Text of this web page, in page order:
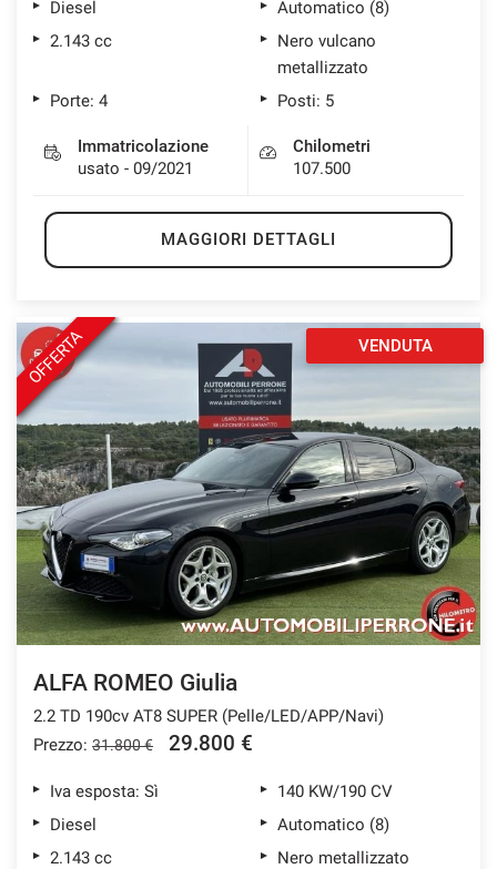
Diesel
Automatico (8)
2.143 cc
Nero vulcano
metallizzato
Porte: 4
Posti: 5
Immatricolazione
usato - 09/2021
Chilometri
107.500
MAGGIORI DETTAGLI
OFFERTA VENDUTA
ALFA ROMEO Giulia
2.2 TD 190cv AT8 SUPER (Pelle/LED/APP/Navi)
Prezzo: 31.800 € 29.800 €
Iva esposta: Sì
140 KW/190 CV
Diesel
Automatico (8)
2.143 cc
Nero metallizzato